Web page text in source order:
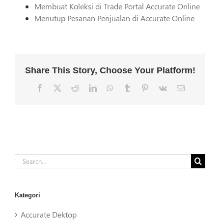
Membuat Koleksi di Trade Portal Accurate Online
Menutup Pesanan Penjualan di Accurate Online
Share This Story, Choose Your Platform!
Facebook RedditLinkedInWhatsApp
Tumblr Pinterest
Vk Email
Search
for:
Kategori
Accurate Dektop